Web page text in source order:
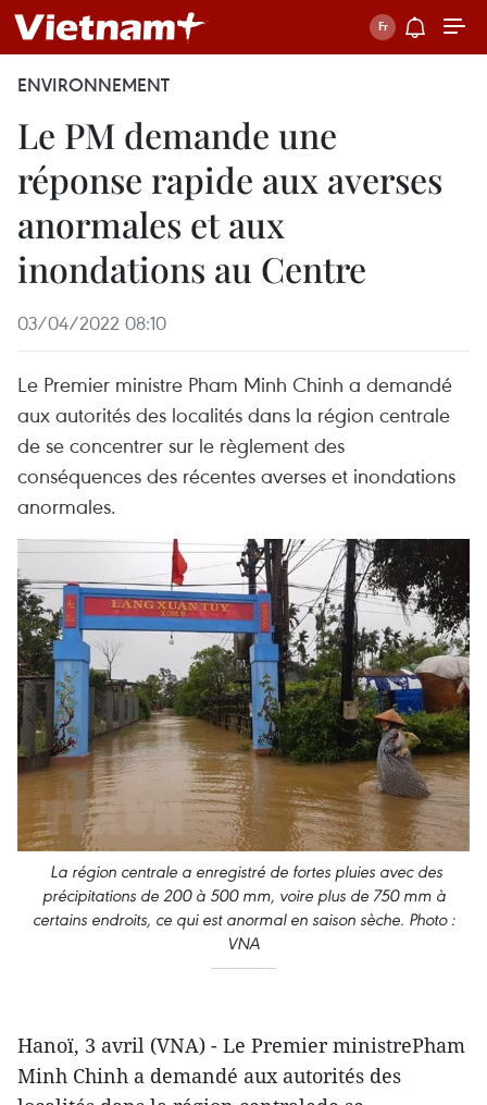
ENVIRONNEMENT
Le PM demande une
réponse rapide aux averses
anormales et aux
inondations au Centre
03/04/2022 08:10
Le Premier ministre Pham Minh Chinh a demandé
aux autorités des localités dans la région centrale
de se concentrer sur le règlement des
conséquences des récentes averses et inondations
anormales.
La région centrale a enregistré de fortes pluies avec des
précipitations de 200 à 500 mm, voire plus de 750 mm à
certains endroits, ce qui est anormal en saison sèche. Photo :
VNA
Hanoï, 3 avril (VNA) - Le Premier ministrePham
Minh Chinh a demandé aux autorités des